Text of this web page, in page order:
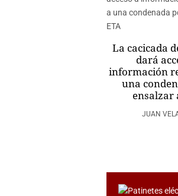
La cacicada
dará
información
una
ensalzar
JUAN